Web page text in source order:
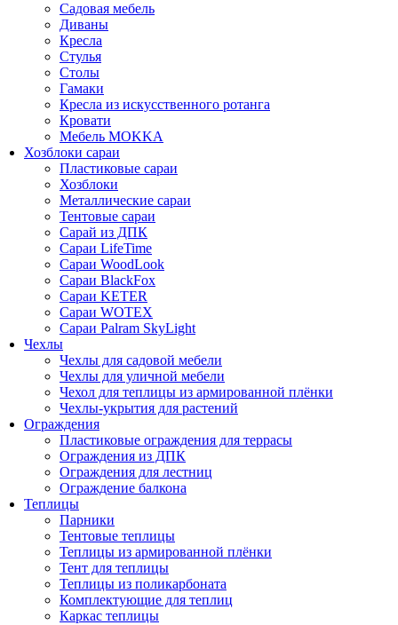
Садовая мебель
Диваны
Кресла
Стулья
Столы
Гамаки
Кресла из искусственного ротанга
Кровати
Мебель MOKKA
Хозблоки сараи
Пластиковые сараи
Хозблоки
Металлические сараи
Тентовые сараи
Сарай из ДПК
Cараи LifeTime
Cараи WoodLook
Сараи BlackFox
Сараи KETER
Сараи WOTEX
Сараи Palram SkyLight
Чехлы
Чехлы для садовой мебели
Чехлы для уличной мебели
Чехол для теплицы из армированной плёнки
Чехлы-укрытия для растений
Ограждения
Пластиковые ограждения для террасы
Ограждения из ДПК
Ограждения для лестниц
Ограждение балкона
Теплицы
Парники
Тентовые теплицы
Теплицы из армированной плёнки
Тент для теплицы
Теплицы из поликарбоната
Комплектующие для теплиц
Каркас теплицы